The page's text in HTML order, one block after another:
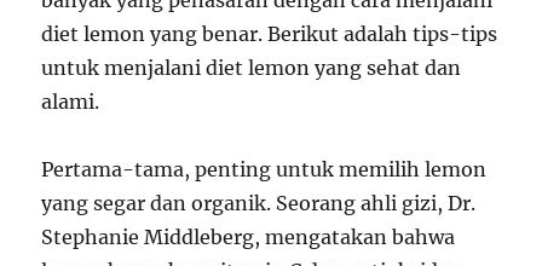
diet lemon yang benar. Berikut adalah tips-tips
untuk menjalani diet lemon yang sehat dan
alami.
Pertama-tama, penting untuk memilih lemon
yang segar dan organik. Seorang ahli gizi, Dr.
Stephanie Middleberg, mengatakan bahwa